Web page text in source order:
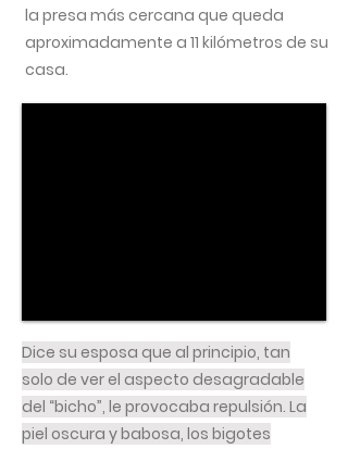
la presa más cercana que queda
aproximadamente a 11 kilómetros de su
casa.
Dice su esposa que al principio, tan
solo de ver el aspecto desagradable
del “bicho”, le provocaba repulsión. La
piel oscura y babosa, los bigotes